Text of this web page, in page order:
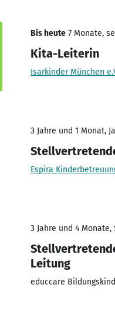
Bis heute 7 Monate,
Kita-Leiterin
Isarkinder München
3 Jahre und 1 Monat,
Espira
3 Jahre und 4 Monate,
Leitung
educcare